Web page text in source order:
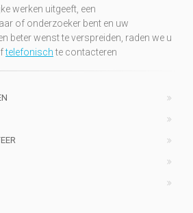
werken uitgeeft, een
of onderzoeker bent en uw
beter wenst te verspreiden, raden we u
telefonischte contacteren